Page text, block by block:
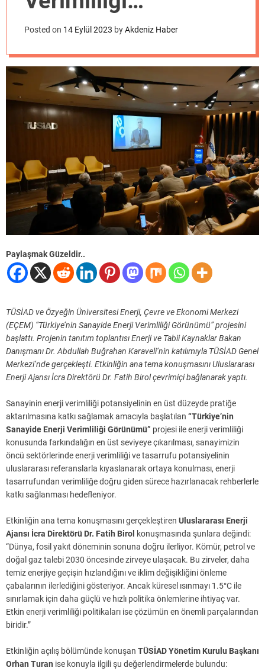
Görünümü” projesi
başladı
Posted on 14 Eylül 2023 byAkdeniz Haber
Paylaşmak Güzeldir..
TÜSİAD ve Özyeğin Üniversitesi Enerji, Çevre ve Ekonomi Merkezi
(EÇEM) “Türkiye’nin Sanayide Enerji Verimliliği Görünümü” projesini
başlattı. Projenin tanıtım toplantısı Enerji ve Tabii Kaynaklar Bakan
Danışmanı Dr. Abdullah Buğrahan Karaveli’nin katılımıyla TÜSİAD Genel
Merkezi’nde gerçekleşti. Etkinliğin ana tema konuşmasını Uluslararası
Enerji Ajansı İcra Direktörü Dr. Fatih Birol çevrimiçi bağlanarak yaptı.
Sanayinin enerji verimliliği potansiyelinin en üst düzeyde pratiğe
aktarılmasına katkı sağlamak amacıyla başlatılan “Türkiye’nin
Sanayide Enerji Verimliliği Görünümü” projesi ile enerji verimliliği
konusunda farkındalığın en üst seviyeye çıkarılması, sanayimizin
öncü sektörlerinde enerji verimliliği ve tasarrufu potansiyelinin
uluslararası referanslarla kıyaslanarak ortaya konulması, enerji
tasarrufundan verimliliğe doğru giden sürece hazırlanacak rehberlerle
katkı sağlanması hedefleniyor.
Etkinliğin ana tema konuşmasını gerçekleştiren Uluslararası Enerji
Ajansı İcra Direktörü Dr. Fatih Birol konuşmasında şunlara değindi:
“Dünya, fosil yakıt döneminin sonuna doğru ilerliyor. Kömür, petrol ve
doğal gaz talebi 2030 öncesinde zirveye ulaşacak. Bu zirveler, daha
temiz enerjiye geçişin hızlandığını ve iklim değişikliğini önleme
çabalarının ilerlediğini gösteriyor. Ancak küresel ısınmayı 1.5°C ile
sınırlamak için daha güçlü ve hızlı politika önlemlerine ihtiyaç var.
Etkin enerji verimliliği politikaları ise çözümün en önemli parçalarından
biridir.”
Etkinliğin açılış bölümünde konuşan TÜSİAD Yönetim Kurulu Başkanı
Orhan Turan ise konuyla ilgili şu değerlendirmelerde bulundu: